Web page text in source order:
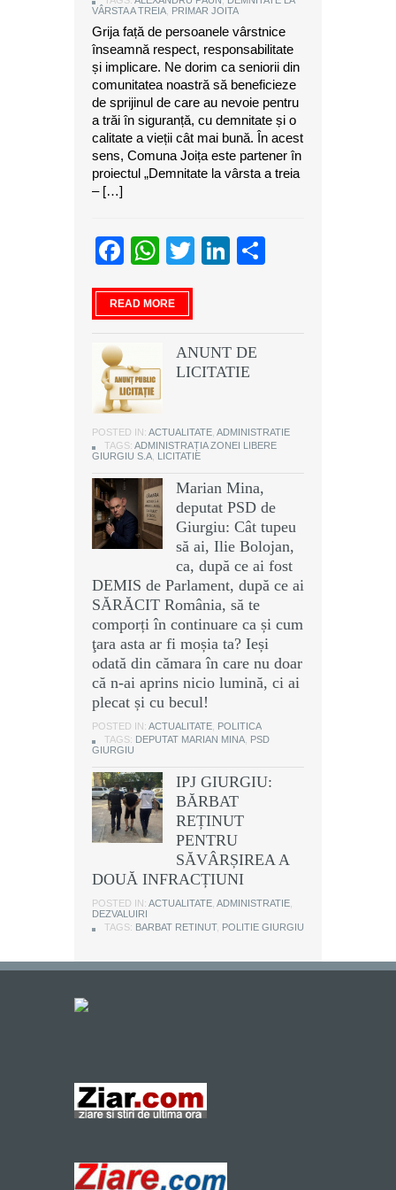
VÂRSTA A TREIA PRIMAR JOITA
Grija față de persoanele vârstnice
înseamnă respect, responsabilitate
și implicare. Ne dorim ca seniorii din
comunitatea noastră să beneficieze
de sprijinul de care au nevoie pentru
a trăi în siguranță, cu demnitate și o
calitate a vieții cât mai bună. În acest
sens, Comuna Joița este partener în
proiectul „Demnitate la vârsta a treia
– […]
Facebook
WhatsApp
TwitterLinkedIn
READ MORE
ANUNT DE
LICITATIE
POSTED IN: ACTUALITATE ADMINISTRATIE
TAGS: ADMINISTRAȚIA ZONEI LIBERE
GIURGIU S.A LICITATIE
Marian Mina,
deputat PSD de
Giurgiu: Cât tupeu
să ai, Ilie Bolojan,
ca, după ce ai fost
DEMIS de Parlament, după ce ai
SĂRĂCIT România, să te
comporți în continuare ca și cum
ţara asta ar fi moșia ta? Ieși
odată din cămara în care nu doar
că n-ai aprins nicio lumină, ci ai
plecat și cu becul!
POSTED IN: ACTUALITATE POLITICA
TAGS: DEPUTAT MARIAN MINA PSD
GIURGIU
IPJ GIURGIU:
BĂRBAT
REȚINUT
PENTRU
SĂVÂRȘIREA A
DOUĂ INFRACȚIUNI
POSTED IN: ACTUALITATE ADMINISTRATIE
DEZVALUIRI
TAGS: BARBAT RETINUT, POLITIE GIURGIU